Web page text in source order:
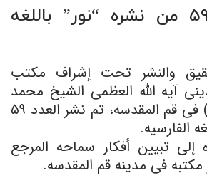
إصدار العدد ۵۹ من نشره “نور” باللغه
والنشر تحت إشراف مکتب
آیه الله العظمى الشیخ محمد
الیعقوبی (دام ظله) فی قم المقدسه، تم نشر العدد ۵۹
الفارسیه.
تبیین أفکار سماحه المرجع
مکتبه فی مدینه قم المقدسه.